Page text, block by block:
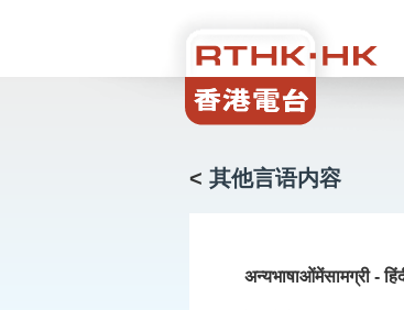
< 其他言语内容
अन्यभाषाओंमेंसामग्री-